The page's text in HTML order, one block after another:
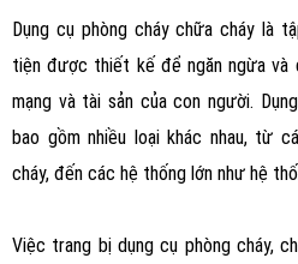
Dụng cụ phòng cháy chữa cháy là
tiện được thiết kế để ngăn ngừa và
mạng và tài sản của con người.
bao gồm nhiều loại khác nhau, từ
cháy, đến các hệ thống lớn như hệ
Việc trang bị dụng cụ phòng cháy,